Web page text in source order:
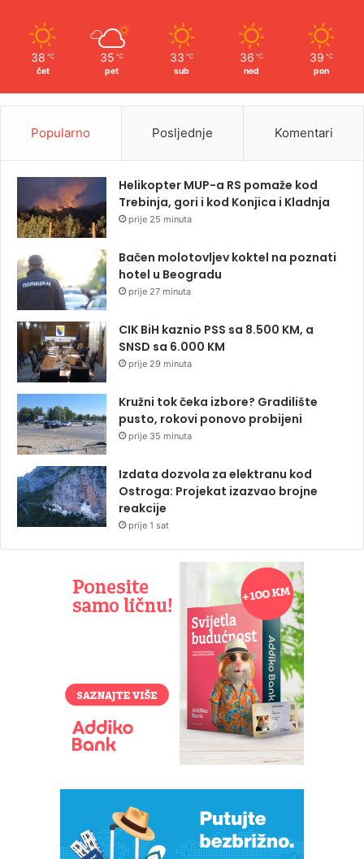
38 ℃
čet
35 ℃
pet
33 ℃
sub
36 ℃
ned
39 ℃
pon
Popularno Posljednje Komentari
Helikopter MUP-a RS pomaže kod
Trebinja, gori i kod Konjica i Kladnja
prije 25 minuta
Bačen molotovljev koktel na poznati
hotel u Beogradu
prije 27 minuta
CIK BiH kaznio PSS sa 8.500 KM, a
SNSD sa 6.000 KM
prije 29 minuta
Kružni tok čeka izbore? Gradilište
pusto, rokovi ponovo probijeni
prije 35 minuta
Izdata dozvola za elektranu kod
Ostroga: Projekat izazvao brojne
reakcije
prije 1 sat